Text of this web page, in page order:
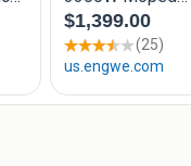
pakket t.w.v €178.-